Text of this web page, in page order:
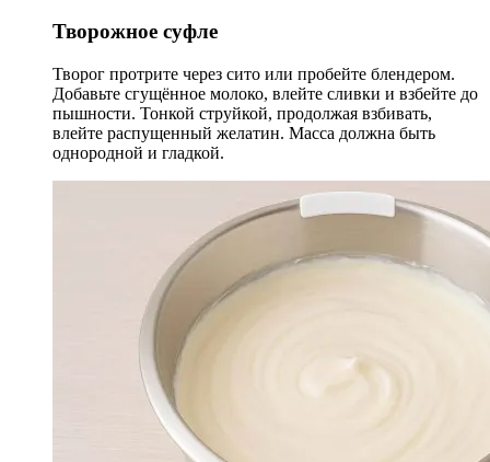
Творожное суфле
Творог протрите через сито или пробейте блендером.
Добавьте сгущённое молоко, влейте сливки и взбейте до
пышности. Тонкой струйкой, продолжая взбивать,
влейте распущенный желатин. Масса должна быть
однородной и гладкой.